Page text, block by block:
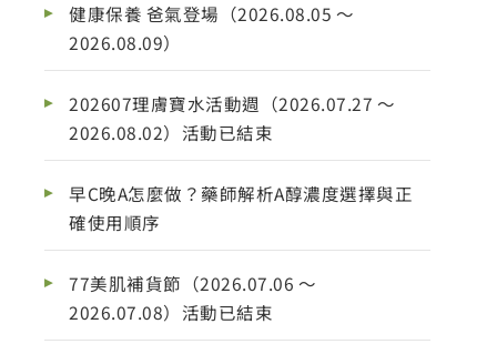
健康保養 爸氣登場（2026.08.05 ～
2026.08.09）
202607理膚寶水活動週（2026.07.27 ～
2026.08.02）活動已結束
早C晚A怎麼做？藥師解析A醇濃度選擇與正
確使用順序
77美肌補貨節（2026.07.06 ～
2026.07.08）活動已結束